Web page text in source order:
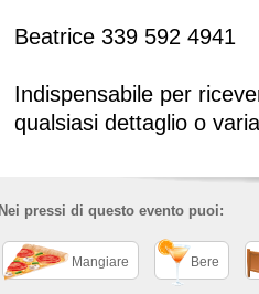
Beatrice 339 592 4941
Indispensabile per
qualsiasi dettaglio o
Nei pressi di questo evento puoi:
Mangiare Bere